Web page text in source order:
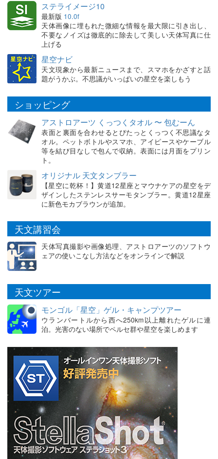
ステライメージ10
最新版 10.0f
天体画像に埋もれた微細な情報を最大限に引き出し、
不要なノイズは徹底的に除去して美しい天体写真に仕
上げる
星空ナビ
天文現象から最新ニュースまで、スマホをかざすと話
題がうかぶ。不思議がいっぱいの星空を楽しもう
ショッピング
アストロアーツ くっつくタオル 〜 包むーん
表面と裏面を合わせるとぴたっとくっつく不思議なタ
オル。ペットボトルやスマホ、アイピースやケーブル
等を結び目なしで包んで収納。表面には月面をプリン
ト。
オリジナル 天文タンブラー
【星空に乾杯！】黄道12星座とマウナケアの星空をデ
ザインしたステンレスサーモタンブラー。黄道12星座
に新色モカブラウンが追加。
天文講習会
天体写真撮影や画像処理、アストロアーツのソフトウ
ェアの使いこなし方法などをオンラインで解説
天文ツアー
モンゴル「星空」ゲル・キャンプツアー
ウランバートルから西へ250km以上離れたゲルに連
泊。光害のない場所でペルセ群や星空を楽しめます